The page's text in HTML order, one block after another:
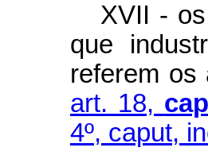
XVII -
que
referem
art. 18,
4º, caput,